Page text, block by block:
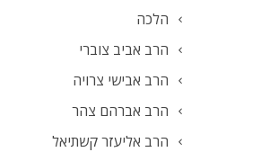
הלכה
הרב אביב צוברי
הרב אבישי צרויה
הרב אברהם צהר
הרב אליעזר קשתיאל